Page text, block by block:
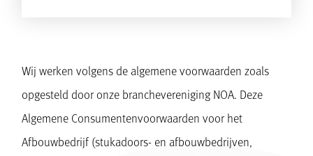
Wij werken volgens de algemene voorwaarden zoals
opgesteld door onze branchevereniging NOA. Deze
Algemene Consumentenvoorwaarden voor het
Afbouwbedrijf (stukadoors- en afbouwbedrijven,